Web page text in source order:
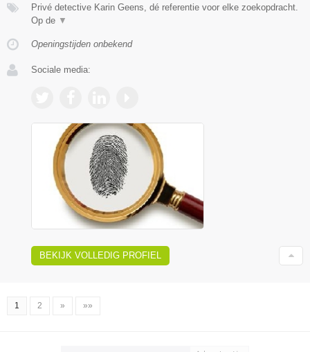
Privé detective Karin Geens, dé referentie voor elke zoekopdracht.
Op de ▼
Openingstijden onbekend
Sociale media:
BEKIJK VOLLEDIG PROFIEL
1 2 » »»